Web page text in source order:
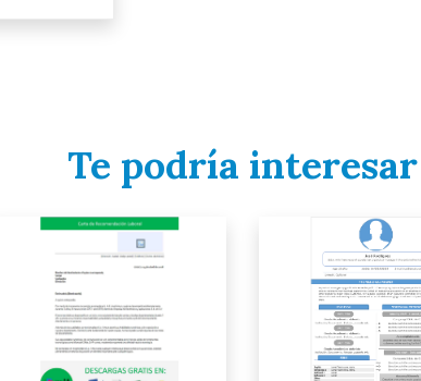
Te podría interesar